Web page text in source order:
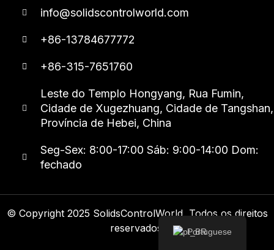
info@solidscontrolworld.com
+86-13784677772
+86-315-7651760
Leste do Templo Hongyang, Rua Fumin,
Cidade de Xugezhuang, Cidade de Tangshan,
Província de Hebei, China
Seg-Sex: 8:00-17:00 Sáb: 9:00-14:00 Dom:
fechado
© Copyright 2025 SolidsControlWorld, Todos os direitos
reservados.
Portuguese